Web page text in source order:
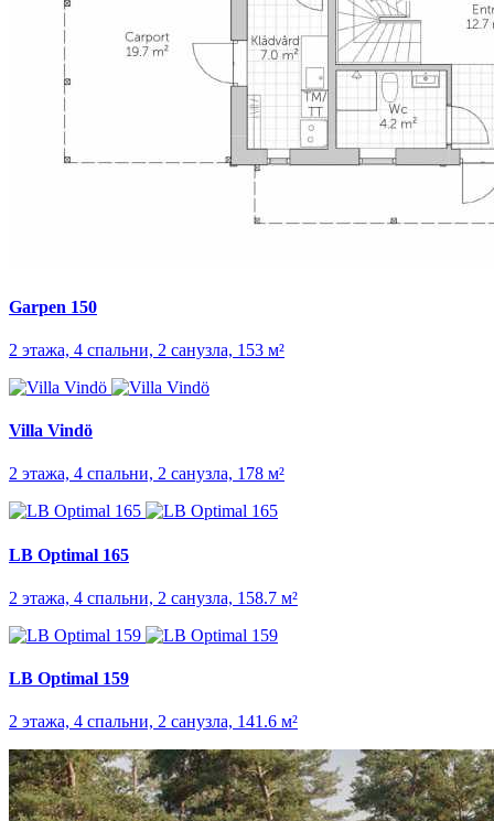
Garpen 150
2 этажа, 4 спальни, 2 санузла, 153 м²
Villa Vindö
2 этажа, 4 спальни, 2 санузла, 178 м²
LB Optimal 165
2 этажа, 4 спальни, 2 санузла, 158.7 м²
LB Optimal 159
2 этажа, 4 спальни, 2 санузла, 141.6 м²